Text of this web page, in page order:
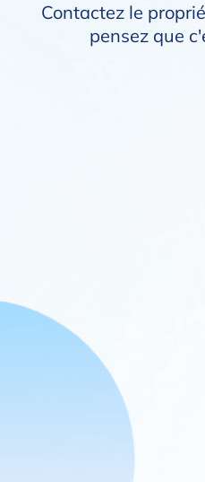
Contactez le
pensez que